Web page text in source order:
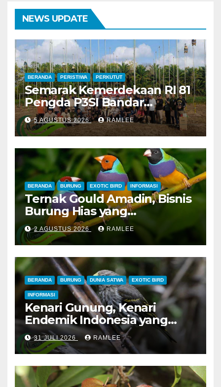
NEWS UPDATE
BERANDA PERISTIWA PERKUTUT
Semarak Kemerdekaan RI 81
Pengda P3SI Bandar
Lampung, Potong Tumpeng
Menandai Peresmian
Lapangan Baru, Mawar
Merah dan Jahanam Juara
5 AGUSTUS 2026 RAMLEE
BERANDA BURUNG EXOTIC BIRD INFORMASI
Ternak Gould Amadin, Bisnis
Burung Hias yang
Menguntungkan
2 AGUSTUS 2026 RAMLEE
BERANDA BURUNG DUNIA SATWA EXOTIC BIRD
INFORMASI
Kenari Gunung, Kenari
Endemik Indonesia yang
Sangat Sulit Dipelihara
31 JULI 2026 RAMLEE